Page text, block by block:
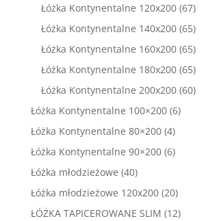
produktów
Łóżka Kontynentalne 120x200 6767
Łóżka Kontynentalne 140x200 6565
Łóżka Kontynentalne 160x200 6565
Łóżka Kontynentalne 180x200 6565
Łóżka Kontynentalne 200x200 6060
Łóżka Kontynentalne 100×200 66
Łóżka Kontynentalne 80×200 44
produkty
Łóżka Kontynentalne 90×200 66
Łóżka młodzieżowe 4040
produktów
Łóżka młodzieżowe 120x200 2020
ŁÓŻKA TAPICEROWANE SLIM 1212